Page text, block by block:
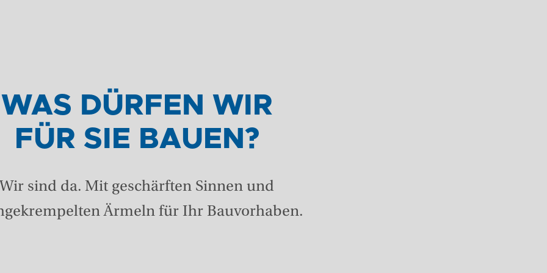
WAS DÜRFEN WIR
FÜR SIE BAUEN?
Wir sind da. Mit geschärften Sinnen und
Ärmeln für Ihr Bauvorhaben.